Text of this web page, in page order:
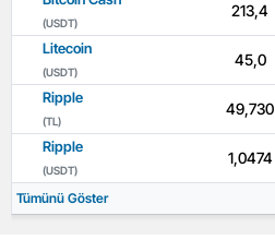
(USDT)
213,4
Litecoin
(USDT)
45,0
Ripple
(TL)
49,730
Ripple
(USDT)
1,0474
Tümünü Göster